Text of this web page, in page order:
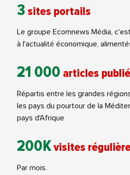
3 sites portails
Le groupe Ecomnews Média,
à l'actualité économique,
21 000 articles
Répartis entre les grandes
les pays du pourtour de la
pays d'Afrique
200Kvisites
Par mois.